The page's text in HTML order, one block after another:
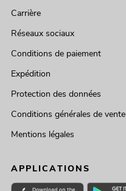
Carrière
Réseaux sociaux
Conditions de paiement
Expédition
Protection des données
Conditions générales de vente
Mentions légales
APPLICATIONS